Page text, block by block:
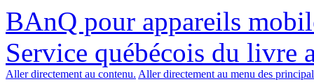
BAnQ pour appareils
Service québécois du livre
Aller directement au contenu. Aller directement au menu des